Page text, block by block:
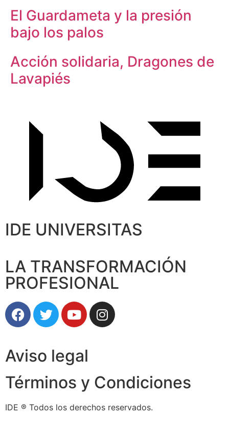
El Guardameta y la presión
bajo los palos
Acción solidaria, Dragones de
Lavapiés
IDE UNIVERSITAS
LA TRANSFORMACIÓN
PROFESIONAL
Aviso legal
Términos y Condiciones
IDE ® Todos los derechos reservados.